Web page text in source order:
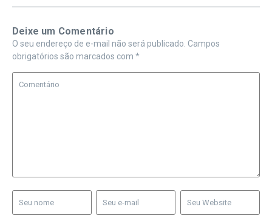
Deixe um Comentário
O seu endereço de e-mail não será publicado. Campos
obrigatórios são marcados com *